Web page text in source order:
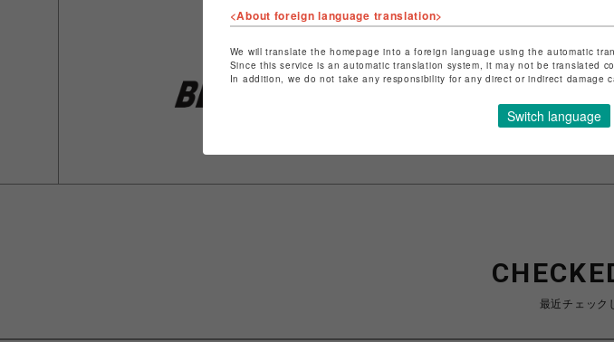
ショップ名
ビーバー
店舗名
池袋PARCO
特定商取引法など法令に基づく表記
最近チェック
<About foreign language translation>
We will translate the homepage into a foreign language using the automatic
Since this service is an automatic translation system, it may not be translated
In addition, we do not take any responsibility for any direct or indirect
Switch language